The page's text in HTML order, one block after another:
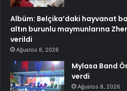
Albüm: Belçika’daki hayvanat
altın burunlu maymunlarına
verildi
Ağustos 8, 2026
Mylasa Band
verdi
Ağustos 8, 2026